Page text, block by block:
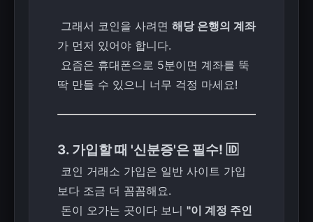
그래서 코인을 사려면 해당 은행의 계좌
가 먼저 있어야 합니다.
요즘은 휴대폰으로 5분이면 계좌를 뚝
딱 만들 수 있으니 너무 걱정 마세요!
3. 가입할 때 '신분증'은 필수! 🆔
코인 거래소 가입은 일반 사이트 가입
보다 조금 더 꼼꼼해요.
돈이 오가는 곳이다 보니 "이 계정 주인